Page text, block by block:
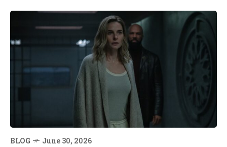
BLOG June 30, 2026